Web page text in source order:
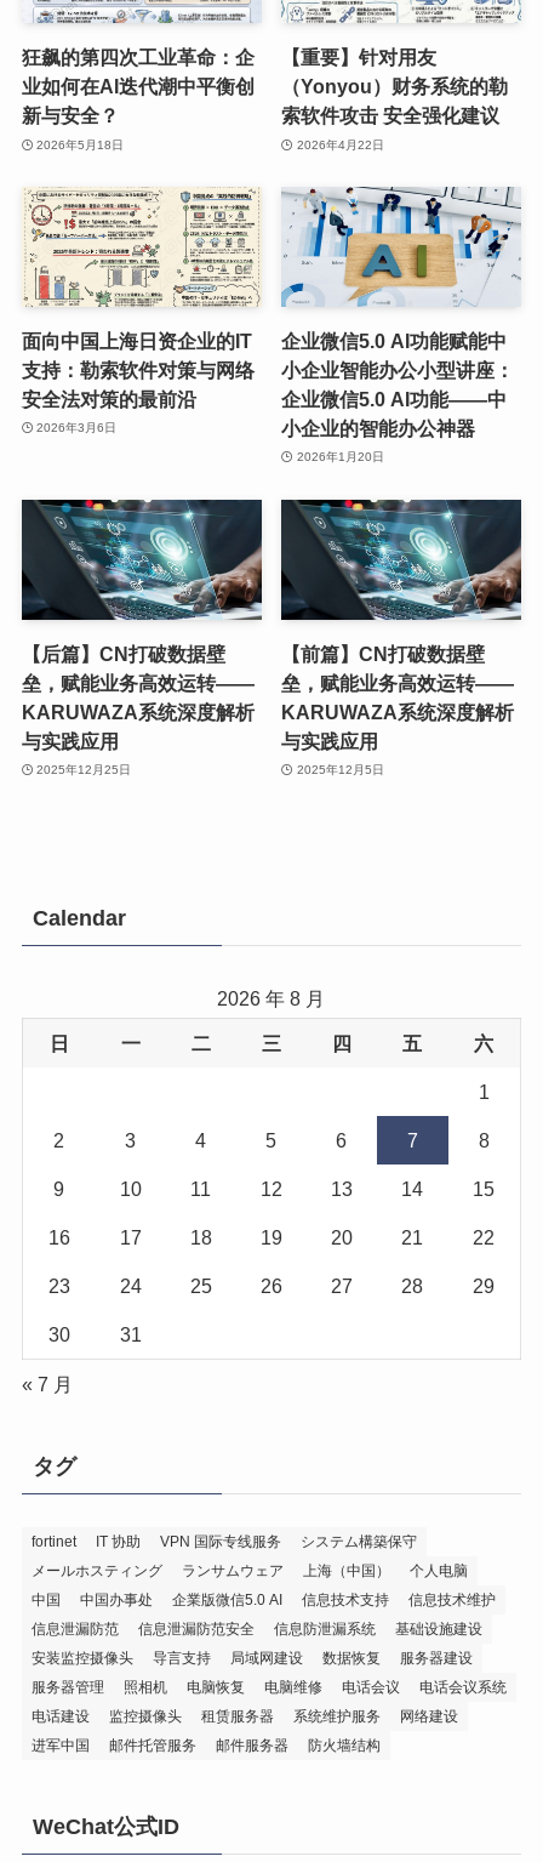
狂飙的第四次工业革命：企
业如何在AI迭代潮中平衡创
新与安全？
2026年5月18日
【重要】针对用友
（Yonyou）财务系统的勒
索软件攻击 安全强化建议
2026年4月22日
面向中国上海日资企业的IT
支持：勒索软件对策与网络
安全法对策的最前沿
2026年3月6日
企业微信5.0 AI功能赋能中
小企业智能办公小型讲座：
企业微信5.0 AI功能——中
小企业的智能办公神器
2026年1月20日
【后篇】CN打破数据壁
垒，赋能业务高效运转——
KARUWAZA系统深度解析
与实践应用
2025年12月25日
【前篇】CN打破数据壁
垒，赋能业务高效运转——
KARUWAZA系统深度解析
与实践应用
2025年12月5日
Calendar
2026 年 8 月
日 一 二 三 四 五 六
1
2 3 4 5 6 7 8
9 10 11 12 13 14 15
16 17 18 19 20 21 22
23 24 25 26 27 28 29
30 31
« 7 月
タグ
fortinet IT 协助 VPN 国际专线服务
システム構築保守
メールホスティング
ランサムウェア 上海（中国）
个人电脑
中国
中国办事处 企業版微信5.0 AI 信息技术支持
信息技术维护
信息泄漏防范
信息泄漏防范安全 信息防泄漏系统
基础设施建设
安装监控摄像头
导言支持 局域网建设 数据恢复
服务器建设
服务器管理
照相机 电脑恢复 电脑维修 电话会议
电话会议系统
电话建设
监控摄像头 租赁服务器 系统维护服务
网络建设
进军中国
邮件托管服务 邮件服务器 防火墙结构
WeChat公式ID